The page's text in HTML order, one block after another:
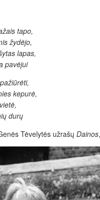
tapo,
žydėjo,
lapas,
pavėjui
kepurė,
durų
Tėvelytės užrašų Dainos